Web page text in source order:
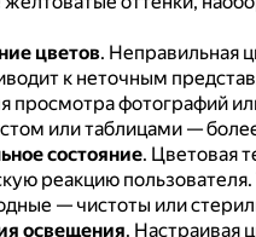
цветов. Неправильная
к неточным
просмотра фотографий
или таблицами —
состояние. Цветовая
реакцию пользователя.
— чистоты или
освещения. Настраивая